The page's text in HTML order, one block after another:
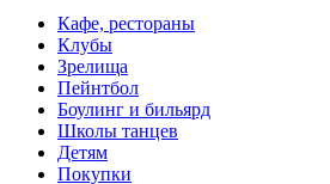
Кафе, рестораны
Клубы
Зрелища
Пейнтбол
Боулинг и бильярд
Школы танцев
Детям
Покупки